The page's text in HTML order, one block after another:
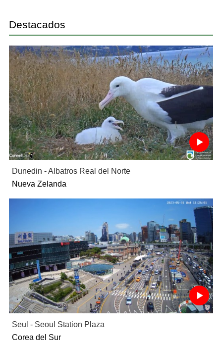
Destacados
Dunedin - Albatros Real del Norte
Nueva Zelanda
Seul - Seoul Station Plaza
Corea del Sur